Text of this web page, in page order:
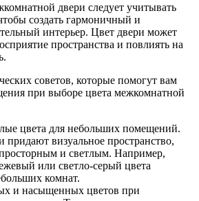
двери следует учитывать
создать гармоничный и
интерьер. Цвет двери может
пространства и повлиять на
советов, которые помогут вам
при выборе цвета межкомнатной
цвета для небольших помещений.
придают визуальное пространство,
просторным и светлым. Например,
или светло-серый цвета
комнат.
и насыщенных цветов при